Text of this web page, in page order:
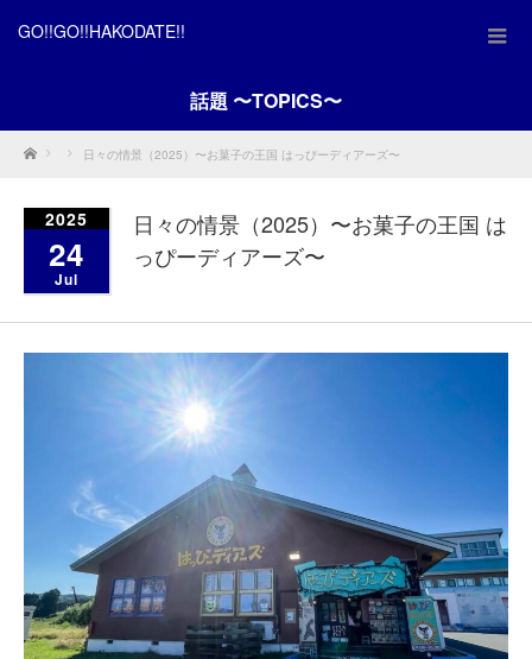
GO!!GO!!HAKODATE!!
話題 〜TOPICS〜
Home 日々の情景（2025）〜お菓子の王国 はっぴーディアーズ〜
2025
24
Jul
日々の情景（2025）〜お菓子の王国 は
っぴーディアーズ〜